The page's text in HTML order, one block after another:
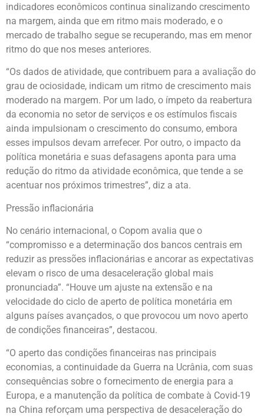
indicadores econômicos continua sinalizando crescimento
na margem, ainda que em ritmo mais moderado, e o
mercado de trabalho segue se recuperando, mas em menor
ritmo do que nos meses anteriores.
“Os dados de atividade, que contribuem para a avaliação do
grau de ociosidade, indicam um ritmo de crescimento mais
moderado na margem. Por um lado, o ímpeto da reabertura
da economia no setor de serviços e os estímulos fiscais
ainda impulsionam o crescimento do consumo, embora
esses impulsos devam arrefecer. Por outro, o impacto da
política monetária e suas defasagens aponta para uma
redução do ritmo da atividade econômica, que tende a se
acentuar nos próximos trimestres”, diz a ata.
Pressão inflacionária
No cenário internacional, o Copom avalia que o
“compromisso e a determinação dos bancos centrais em
reduzir as pressões inflacionárias e ancorar as expectativas
elevam o risco de uma desaceleração global mais
pronunciada”. “Houve um ajuste na extensão e na
velocidade do ciclo de aperto de política monetária em
alguns países avançados, o que provocou um novo aperto
de condições financeiras”, destacou.
“O aperto das condições financeiras nas principais
economias, a continuidade da Guerra na Ucrânia, com suas
consequências sobre o fornecimento de energia para a
Europa, e a manutenção da política de combate à Covid-19
na China reforçam uma perspectiva de desaceleração do